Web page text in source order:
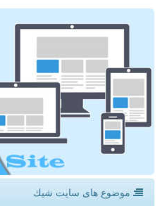
موضوع های سایت شیك